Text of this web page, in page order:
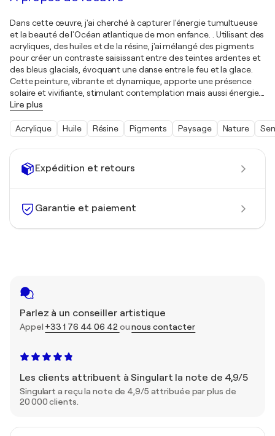
Expédition et retours
Garantie et paiement
Parlez à un conseiller artistique
Appel +33 1 76 44 06 42 ounous contacter
Les clients attribuent à Singulart la note de 4,9/5
Singulart a reçu la note de 4,9/5 attribuée par plus de
20 000 clients.
Dans cette œuvre, j'ai cherché à capturer l'énergie tumultueuse
et la beauté de l'Océan atlantique de mon enfance. . Utilisant des
acryliques, des huiles et de la résine, j'ai mélangé des pigments
pour créer un contraste saisissant entre des teintes ardentes et
des bleus glacials, évoquant une danse entre le feu et la glace.
Cette peinture, vibrante et dynamique, apporte une présence
solaire et vivifiante, stimulant contemplation mais aussi énergie.
Lire plus
Acrylique Huile Résine Pigments Paysage Nature